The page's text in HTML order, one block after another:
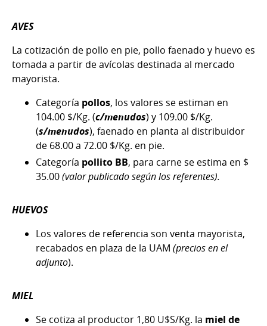
AVES
La cotización de pollo en pie, pollo faenado y huevo es
tomada a partir de avícolas destinada al mercado
mayorista.
Categoría pollos, los valores se estiman en
104.00 $/Kg. (c/menudos) y 109.00 $/Kg.
(s/menudos), faenado en planta al distribuidor
de 68.00 a 72.00 $/Kg. en pie.
Categoría pollito BB, para carne se estima en $
35.00(valor publicado según los referentes).
HUEVOS
Los valores de referencia son venta mayorista,
recabados en plaza de la UAM (precios en el
adjunto).
MIEL
Se cotiza al productor 1,80 U$S/Kg. la miel de